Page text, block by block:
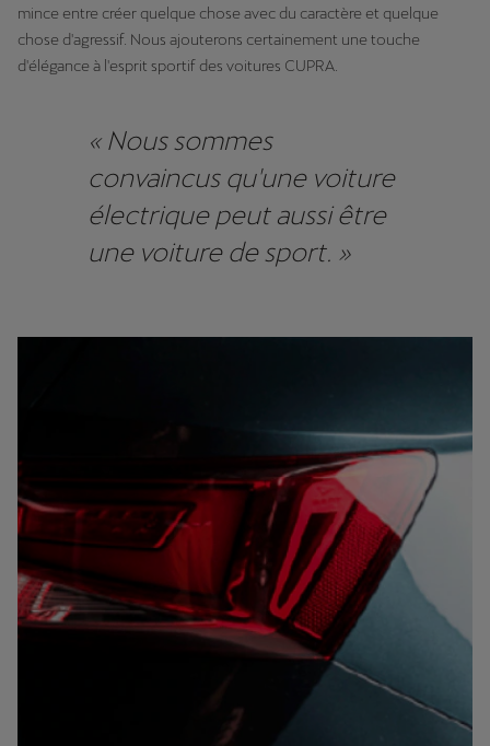
mince entre créer quelque chose avec du caractère et quelque
chose d'agressif. Nous ajouterons certainement une touche
d'élégance à l'esprit sportif des voitures CUPRA.
« Nous sommes
convaincus qu'une voiture
électrique peut aussi être
une voiture de sport. »